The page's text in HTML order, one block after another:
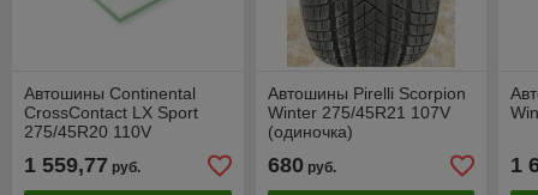
Автошины Continental
CrossContact LX Sport
275/45R20 110V
1 559,77 руб.
Автошины Pirelli Scorpion
Winter 275/45R21 107V
(одиночка)
680руб. 1